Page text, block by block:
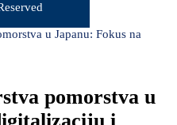
u Japanu: Fokus na
pomorstva u
i